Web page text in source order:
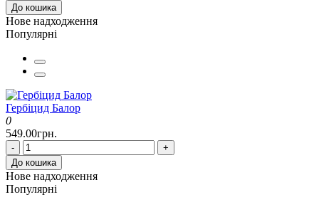
До кошика
Нове надходження
Популярні
Гербіцид Балор
0
549.00грн.
-
+
До кошика
Нове надходження
Популярні